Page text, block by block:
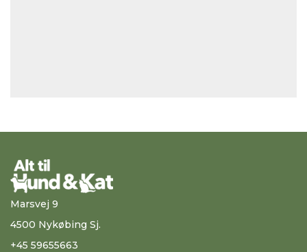
Marsvej 9
4500 Nykøbing Sj.
+45 59655663